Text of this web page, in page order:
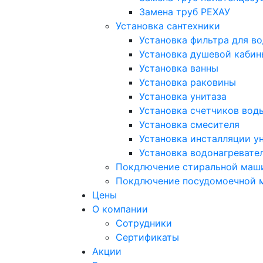
Замена труб РЕХАУ
Установка сантехники
Установка фильтра для
Установка душевой
Установка ванны
Установка раковины
Установка унитаза
Установка счетчиков
Установка смесителя
Установка инсталляции
Установка
Покдлючение стиральной
Покдлючение посудомоечной
Цены
О компании
Сотрудники
Сертификаты
Акции